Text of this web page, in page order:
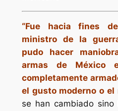
“Fue hacia fines
ministro de la
pudo hacer
armas de México
completamente
el gusto moderno o el
se han cambiado sino